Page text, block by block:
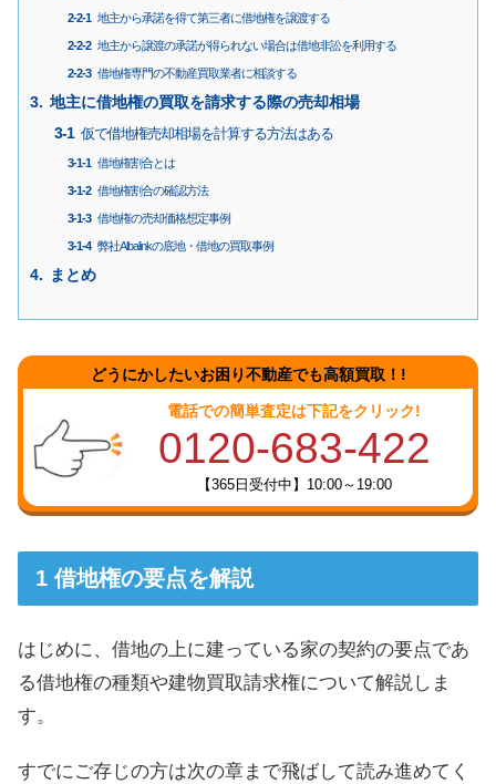
地主から承諾を得て第三者に借地権を譲渡する
地主から譲渡の承諾が得られない場合は借地非訟を利用する
借地権専門の不動産買取業者に相談する
地主に借地権の買取を請求する際の売却相場
仮で借地権売却相場を計算する方法はある
借地権割合とは
借地権割合の確認方法
借地権の売却価格想定事例
弊社Albalinkの底地・借地の買取事例
まとめ
どうにかしたいお困り不動産でも高額買取！!
電話での簡単査定は下記をクリック!
0120-683-422
【365日受付中】10:00～19:00
借地権の要点を解説
はじめに、借地の上に建っている家の契約の要点であ
る借地権の種類や建物買取請求権について解説しま
す。
すでにご存じの方は次の章まで飛ばして読み進めてく